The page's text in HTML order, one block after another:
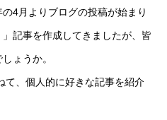
4月よりブログの投稿が始まり
」記事を作成してきましたが、皆
ょうか。
て、個人的に好きな記事を紹介